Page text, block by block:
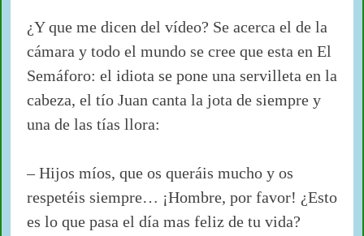
¿Y que me dicen del vídeo? Se acerca el de la
cámara y todo el mundo se cree que esta en El
Semáforo: el idiota se pone una servilleta en la
cabeza, el tío Juan canta la jota de siempre y
una de las tías llora:
– Hijos míos, que os queráis mucho y os
respetéis siempre… ¡Hombre, por favor! ¿Esto
es lo que pasa el día mas feliz de tu vida?